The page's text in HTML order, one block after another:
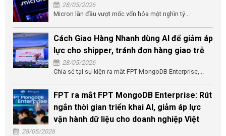
28/05/2026
Micron lần đầu vượt mốc vốn hóa một nghìn tỷ...
Cách Giao Hàng Nhanh dùng AI để giảm áp
lực cho shipper, tránh đơn hàng giao trễ
28/05/2026
Chia sẻ tại sự kiện ra mắt FPT MongoDB Enterprise,...
FPT ra mắt FPT MongoDB Enterprise: Rút
ngắn thời gian triển khai AI, giảm áp lực
vận hành dữ liệu cho doanh nghiệp Việt
28/05/2026